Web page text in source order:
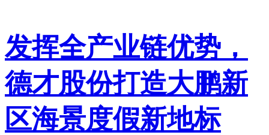
发挥全产业链优势，
德才股份打造大鹏新
区海景度假新地标